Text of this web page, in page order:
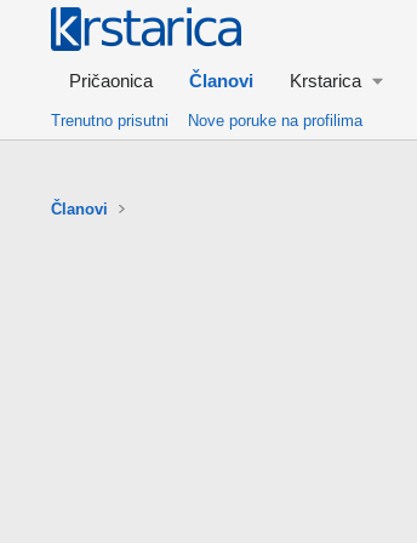
Pričaonica Članovi Krstarica
Trenutno prisutni Nove poruke na profilima
Članovi